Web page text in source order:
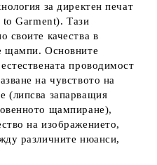
за директен печат
Garment). Тази
своите качества в
щампи. Основните
проводимост
на чувството на
(липсва запарващия
щампиране),
на изображението,
различните нюанси,